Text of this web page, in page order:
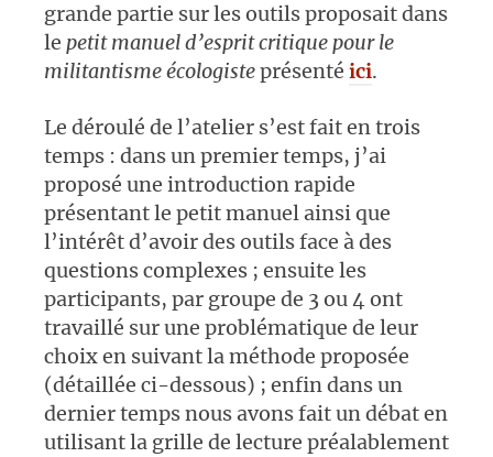
grande partie sur les outils proposait dans
le petit manuel d’esprit critique pour le
militantisme écologisteprésenté ici.
Le déroulé de l’atelier s’est fait en trois
temps : dans un premier temps, j’ai
proposé une introduction rapide
présentant le petit manuel ainsi que
l’intérêt d’avoir des outils face à des
questions complexes ; ensuite les
participants, par groupe de 3 ou 4 ont
travaillé sur une problématique de leur
choix en suivant la méthode proposée
(détaillée ci-dessous) ; enfin dans un
dernier temps nous avons fait un débat en
utilisant la grille de lecture préalablement